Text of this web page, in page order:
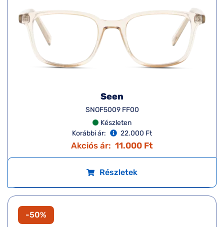
Seen
SNOF5009 FF00
Készleten
Korábbi ár:
22.000 Ft
Akciós ár: 11.000 Ft
Részletek
-50%